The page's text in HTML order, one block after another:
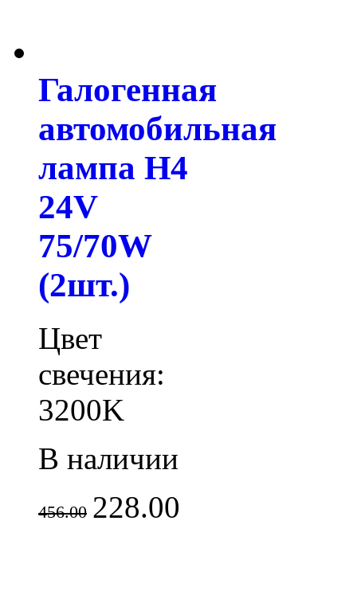
Галогенная
автомобильная
лампа H4
24V
75/70W
(2шт.)
Цвет
свечения:
3200K
В наличии
456.00 228.00